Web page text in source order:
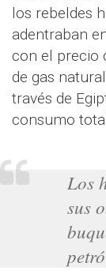
los rebeldes
adentraban
con el precio
de gas
través de
consumo
Los
sus